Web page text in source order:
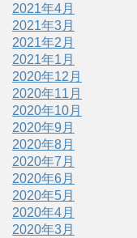
2021年4月
2021年3月
2021年2月
2021年1月
2020年12月
2020年11月
2020年10月
2020年9月
2020年8月
2020年7月
2020年6月
2020年5月
2020年4月
2020年3月